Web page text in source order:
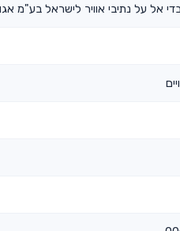
אל על נתיבי אוויר לישראל בע"מ